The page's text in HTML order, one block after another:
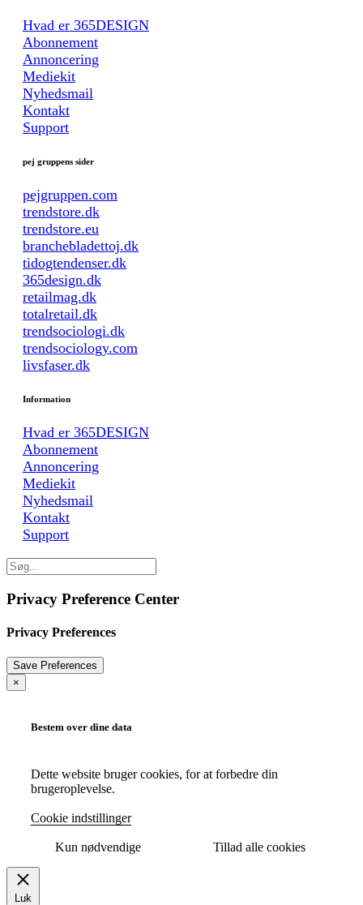
Hvad er 365DESIGN
Abonnement
Annoncering
Mediekit
Nyhedsmail
Kontakt
Support
pej gruppens sider
pejgruppen.com
trendstore.dk
trendstore.eu
branchebladettoj.dk
tidogtendenser.dk
365design.dk
retailmag.dk
totalretail.dk
trendsociologi.dk
trendsociology.com
livsfaser.dk
Information
Hvad er 365DESIGN
Abonnement
Annoncering
Mediekit
Nyhedsmail
Kontakt
Support
Privacy Preference Center
Privacy Preferences
×
Bestem over dine data
Dette website bruger cookies, for at forbedre din
brugeroplevelse.
Cookie indstillinger
Kun nødvendige Tillad alle cookies
Luk